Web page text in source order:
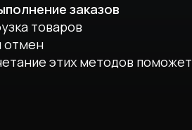
заказов
товаров
отмен
этих методов поможет